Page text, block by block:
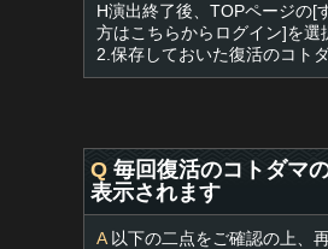
H演出終了後、TOPページの[
方はこちらからログイン]を選
2.保存しておいた復活のコト
Q 毎回復活のコトダマ
表示されます
A以下の二点をご確認の上、